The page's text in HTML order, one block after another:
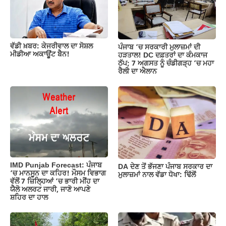
o
k
p
p
m n
k
ਵੱਡੀ ਖ਼ਬਰ: ਕੇਜਰੀਵਾਲ ਦਾ ਸੋਸ਼ਲ
ਮੀਡੀਆ ਅਕਾਊਂਟ ਬੈਨ!
ਪੰਜਾਬ ‘ਚ ਸਰਕਾਰੀ ਮੁਲਾਜ਼ਮਾਂ ਦੀ
ਹੜਤਾਲ! DC ਦਫ਼ਤਰਾਂ ਦਾ ਕੰਮਕਾਜ
ਠੱਪ; 7 ਅਗਸਤ ਨੂੰ ਚੰਡੀਗੜ੍ਹ ‘ਚ ਮਹਾ
ਰੈਲੀ ਦਾ ਐਲਾਨ
IMD Punjab Forecast: ਪੰਜਾਬ
‘ਚ ਮਾਨਸੂਨ ਦਾ ਕਹਿਰ! ਮੌਸਮ ਵਿਭਾਗ
ਵੱਲੋਂ 7 ਜ਼ਿਲ੍ਹਿਆਂ ‘ਚ ਭਾਰੀ ਮੀਂਹ ਦਾ
ਯੈਲੋ ਅਲਰਟ ਜਾਰੀ, ਜਾਣੋ ਆਪਣੇ
ਸ਼ਹਿਰ ਦਾ ਹਾਲ
DA ਦੇਣ‌ ਤੋਂ ਭੱਜਣਾ ਪੰਜਾਬ ਸਰਕਾਰ ਦਾ
ਮੁਲਾਜ਼ਮਾਂ ਨਾਲ ਵੱਡਾ ਧੋਖਾ: ਢਿੱਲੋਂ